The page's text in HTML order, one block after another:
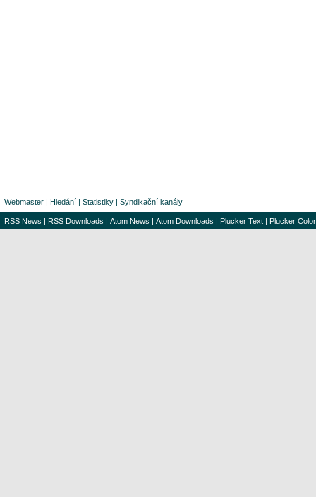
Webmaster | Hledání | Statistiky | Syndikační kanály
RSS News | RSS Downloads | Atom News | Atom Downloads | Plucker Text | Plucker Color